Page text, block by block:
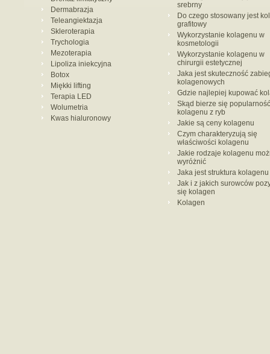
Dermabrazja
Teleangiektazja
Skleroterapia
Trychologia
Mezoterapia
Lipoliza iniekcyjna
Botox
Miękki lifting
Terapia LED
Wolumetria
Kwas hialuronowy
srebrny
Do czego stosowany jest
grafitowy
Wykorzystanie kolagenu w
kosmetologii
Wykorzystanie kolagenu w
chirurgii estetycznej
Jaka jest skuteczność
kolagenowych
Gdzie najlepiej kupować
Skąd bierze się popularność
kolagenu z ryb
Jakie są ceny kolagenu
Czym charakteryzują się
właściwości kolagenu
Jakie rodzaje kolagenu
wyróżnić
Jaka jest struktura kolagenu
Jak i z jakich surowców
się kolagen
Kolagen